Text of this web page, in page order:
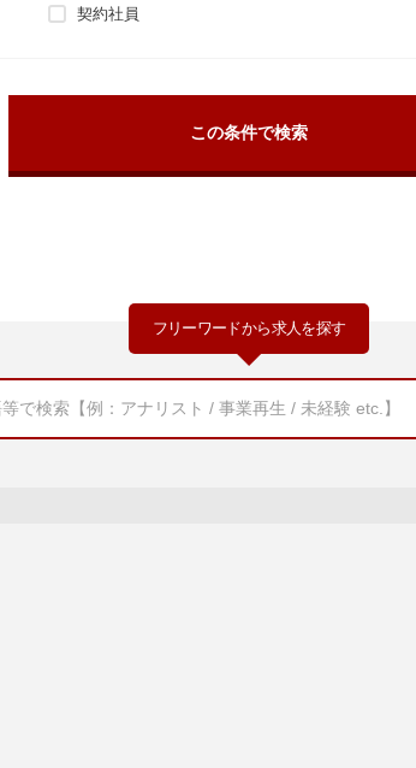
契約社員
フリーワードから求人を探す